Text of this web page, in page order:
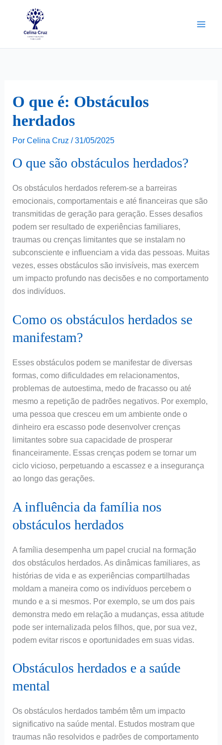
O que é: Obstáculos
herdados
Por Celina Cruz / 31/05/2025
O que são obstáculos herdados?
Os obstáculos herdados referem-se a barreiras
emocionais, comportamentais e até financeiras que são
transmitidas de geração para geração. Esses desafios
podem ser resultado de experiências familiares,
traumas ou crenças limitantes que se instalam no
subconsciente e influenciam a vida das pessoas. Muitas
vezes, esses obstáculos são invisíveis, mas exercem
um impacto profundo nas decisões e no comportamento
dos indivíduos.
Como os obstáculos herdados se
manifestam?
Esses obstáculos podem se manifestar de diversas
formas, como dificuldades em relacionamentos,
problemas de autoestima, medo de fracasso ou até
mesmo a repetição de padrões negativos. Por exemplo,
uma pessoa que cresceu em um ambiente onde o
dinheiro era escasso pode desenvolver crenças
limitantes sobre sua capacidade de prosperar
financeiramente. Essas crenças podem se tornar um
ciclo vicioso, perpetuando a escassez e a insegurança
ao longo das gerações.
A influência da família nos
obstáculos herdados
A família desempenha um papel crucial na formação
dos obstáculos herdados. As dinâmicas familiares, as
histórias de vida e as experiências compartilhadas
moldam a maneira como os indivíduos percebem o
mundo e a si mesmos. Por exemplo, se um dos pais
demonstra medo em relação a mudanças, essa atitude
pode ser internalizada pelos filhos, que, por sua vez,
podem evitar riscos e oportunidades em suas vidas.
Obstáculos herdados e a saúde
mental
Os obstáculos herdados também têm um impacto
significativo na saúde mental. Estudos mostram que
traumas não resolvidos e padrões de comportamento